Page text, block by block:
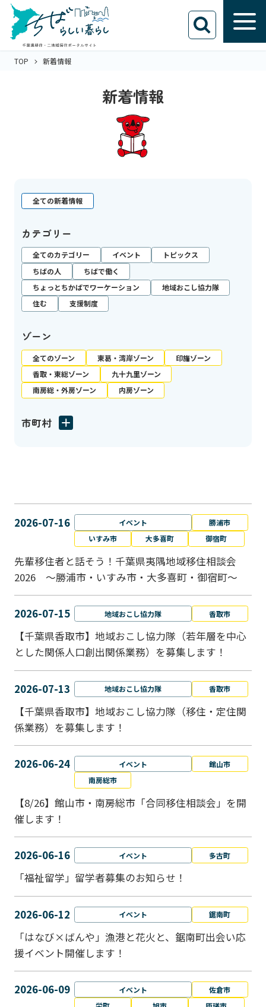
TOP 新着情報
新着情報
全ての新着情報
カテゴリー
全てのカテゴリー イベント
トピックス
ちばの人
ちばで働く
ちょっとちかばでワーケーション
地域おこし協力隊
住む
支援制度
ゾーン
全てのゾーン 東葛・湾岸ゾーン
印旛ゾーン
香取・東総ゾーン
九十九里ゾーン
南房総・外房ゾーン
内房ゾーン
市町村
2026-07-16 イベント
勝浦市
いすみ市
大多喜町 御宿町
先輩移住者と話そう！千葉県夷隅地域移住相談会
2026 ～勝浦市・いすみ市・大多喜町・御宿町～
2026-07-15 地域おこし協力隊 香取市
【千葉県香取市】地域おこし協力隊（若年層を中心
とした関係人口創出関係業務）を募集します！
2026-07-13 地域おこし協力隊 香取市
【千葉県香取市】地域おこし協力隊（移住・定住関
係業務）を募集します！
2026-06-24 イベント
館山市
南房総市
【8/26】館山市・南房総市「合同移住相談会」を開
催します！
2026-06-16 イベント 多古町
「福祉留学」留学者募集のお知らせ！
2026-06-12 イベント 鋸南町
「はなび×ばんや」漁港と花火と、鋸南町出会い応
援イベント開催します！
2026-06-09 イベント
佐倉市